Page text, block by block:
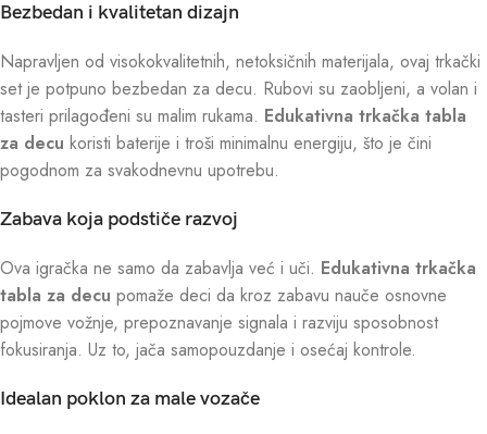
Bezbedan i kvalitetan dizajn
Napravljen od visokokvalitetnih, netoksičnih materijala, ovaj trkački
set je potpuno bezbedan za decu. Rubovi su zaobljeni, a volan i
tasteri prilagođeni su malim rukama. Edukativna trkačka tabla
za decu koristi baterije i troši minimalnu energiju, što je čini
pogodnom za svakodnevnu upotrebu.
Zabava koja podstiče razvoj
Ova igračka ne samo da zabavlja već i uči. Edukativna trkačka
tabla za decu pomaže deci da kroz zabavu nauče osnovne
pojmove vožnje, prepoznavanje signala i razviju sposobnost
fokusiranja. Uz to, jača samopouzdanje i osećaj kontrole.
Idealan poklon za male vozače